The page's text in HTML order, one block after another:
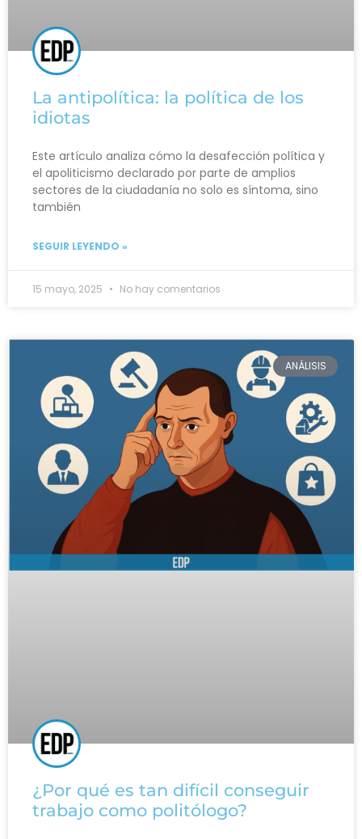
La antipolítica: la política de los
idiotas
Este artículo analiza cómo la desafección política y
el apoliticismo declarado por parte de amplios
sectores de la ciudadanía no solo es síntoma, sino
también
SEGUIR LEYENDO »
15 mayo, 2025 No hay comentarios
ANÁLISIS
¿Por qué es tan difícil conseguir
trabajo como politólogo?